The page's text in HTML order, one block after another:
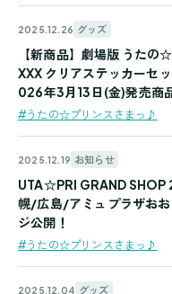
2025.12.26 グッズ
#うたの☆プリンスさまっ♪
【新商品】劇場版 うた
XXX クリアステッカー
026年3月13日(金)発売商
2025.12.19 お知らせ
#うたの☆プリンスさまっ♪
UTA☆PRI GRAND
幌/広島/アミュプラザお
ジ公開！
2025.12.04 グッズ